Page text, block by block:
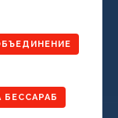
БЕССАРАБ